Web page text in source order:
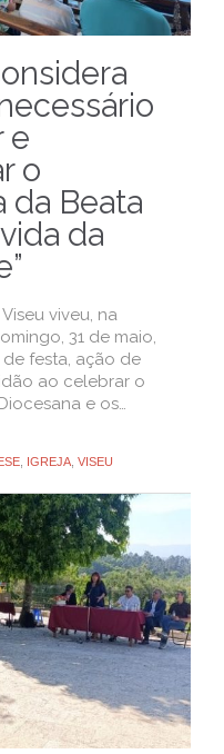
e
o
da Beata
da
viveu, na
31 de maio,
festa, ação de
ao celebrar o
e os…
IGREJA VISEU